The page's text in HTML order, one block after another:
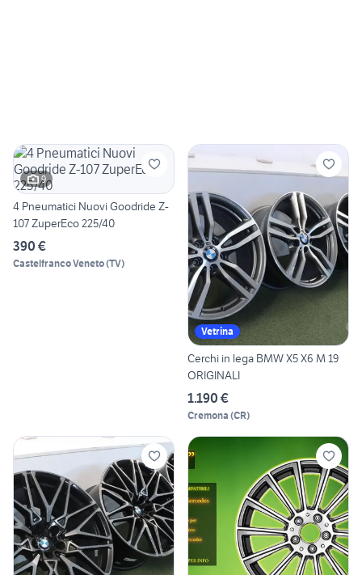
9
4 Pneumatici Nuovi Goodride Z-
107 ZuperEco 225/40
390 €
Castelfranco Veneto(TV)
Vetrina
Cerchi in lega BMW X5 X6 M 19
ORIGINALI
1.190 €
Cremona (CR)